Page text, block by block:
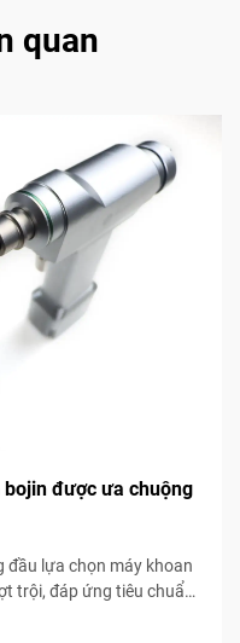
quan
được ưa chuộng
đầu lựa chọn máy khoan
trội, đáp ứng tiêu chuẩn